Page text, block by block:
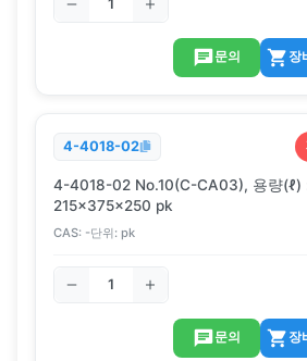
문의 장
4-4018-02
4-4018-02 No.10(C-CA03), 용량(ℓ)
215×375×250 pk
CAS: -단위: pk
문의 장